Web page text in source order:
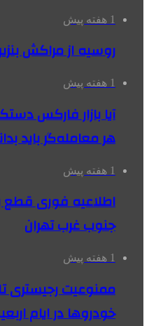
1 هفته پیش
روسیه از مراکش
1 هفته پیش
آیا بازار فارکس
هر معامله‌گر باید
1 هفته پیش
اطلاعیه فوری قطع
جنوب غرب تهران
1 هفته پیش
ممنوعیت رجیستری
خودروها در ایام